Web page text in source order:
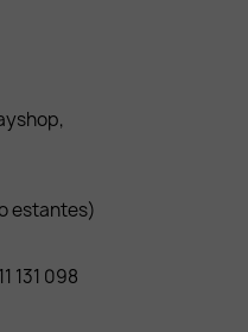
estantes)
131 098